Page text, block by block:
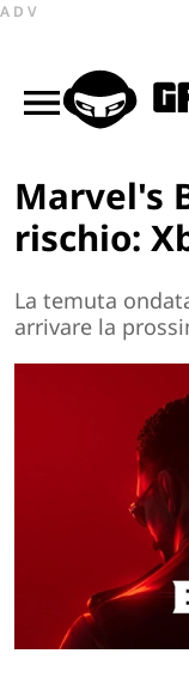
ADV
Marvel's
rischio:
La temuta
arrivare la